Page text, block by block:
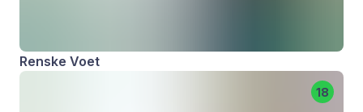
Renske Voet
18